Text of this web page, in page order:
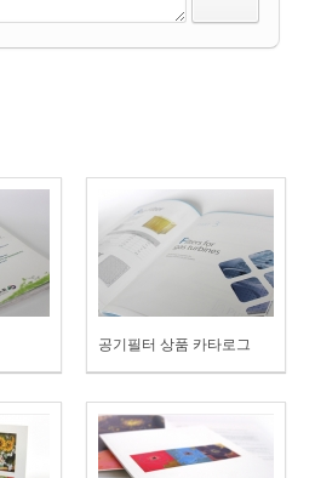
공기필터 상품 카타로그